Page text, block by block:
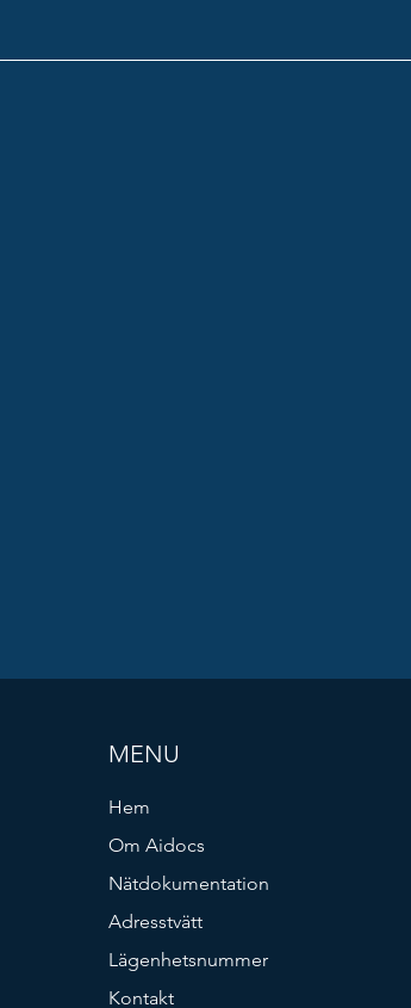
MENU
Hem
Om Aidocs
Nätdokumentation
Adresstvätt
Lägenhetsnummer
Kontakt